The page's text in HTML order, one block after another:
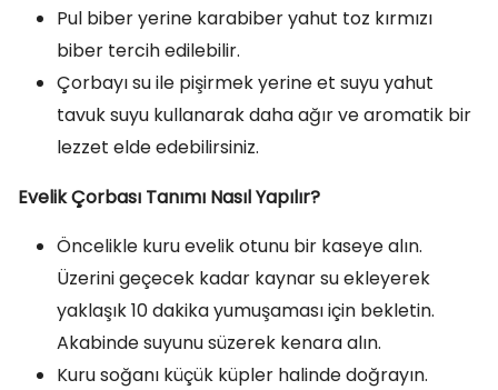
Pul biber yerine karabiber yahut toz kırmızı
biber tercih edilebilir.
Çorbayı su ile pişirmek yerine et suyu yahut
tavuk suyu kullanarak daha ağır ve aromatik bir
lezzet elde edebilirsiniz.
Evelik Çorbası Tanımı Nasıl Yapılır?
Öncelikle kuru evelik otunu bir kaseye alın.
Üzerini geçecek kadar kaynar su ekleyerek
yaklaşık 10 dakika yumuşaması için bekletin.
Akabinde suyunu süzerek kenara alın.
Kuru soğanı küçük küpler halinde doğrayın.